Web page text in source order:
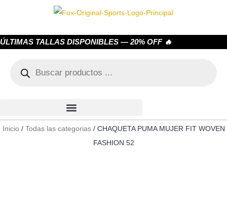
ÚLTIMAS TALLAS DISPONIBLES — 20% OFF 🔥
Inicio/ Todas las categorias/ CHAQUETA PUMA MUJER FIT WOVEN
FASHION 52